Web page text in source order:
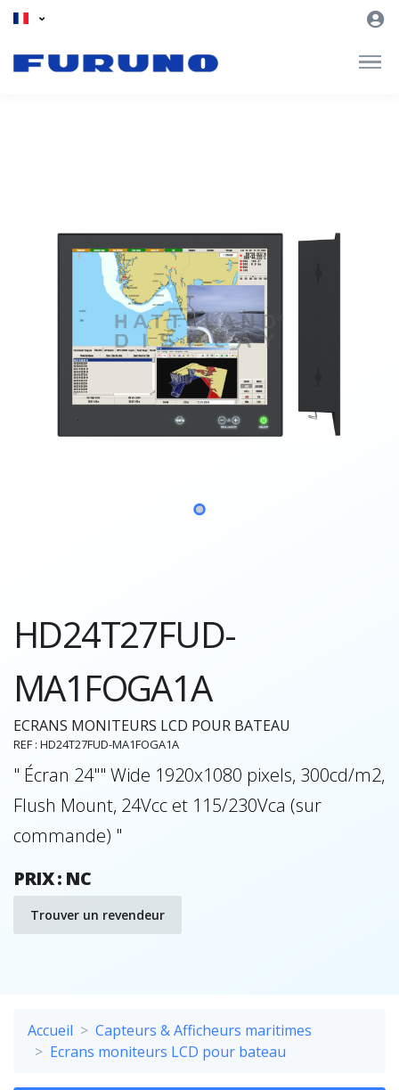
HD24T27FUD-
MA1FOGA1A
ECRANS MONITEURS LCD POUR BATEAU
REF : HD24T27FUD-MA1FOGA1A
" Écran 24"" Wide 1920x1080 pixels, 300cd/m2,
Flush Mount, 24Vcc et 115/230Vca (sur
commande) "
PRIX : NC
Trouver un revendeur
Accueil
Capteurs & Afficheurs maritimes
Ecrans moniteurs LCD pour bateau